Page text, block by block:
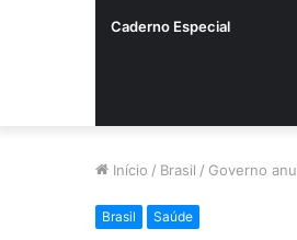
Caderno Especial
Início / Brasil / Governo
Brasil Saúde